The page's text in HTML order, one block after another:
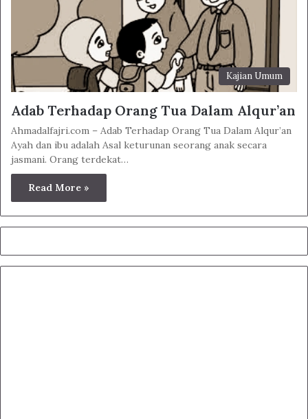
Kajian Umum
Adab Terhadap Orang Tua Dalam Alqur’an
Ahmadalfajri.com – Adab Terhadap Orang Tua Dalam Alqur’an
Ayah dan ibu adalah Asal keturunan seorang anak secara
jasmani. Orang terdekat…
Read More »